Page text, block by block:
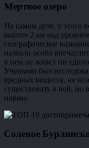
Мертвое озеро
На самом деле, у этого
высоте 2 км над
географическое
назвали особо
в нем не живет ни
Учеными был
вредных веществ, не
существовать в ней, но
нормы.
Соленое